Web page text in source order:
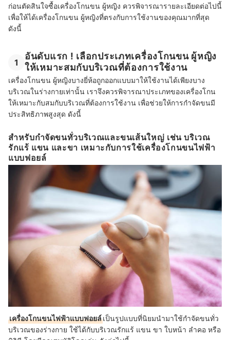
ก่อนตัดสินใจซื้อเครื่องโกนขน ผู้หญิง ควรพิจารณารายละเอียดต่อไปนี้
เพื่อให้ได้เครื่องโกนขน ผู้หญิงที่ตรงกับการใช้งานของคุณมากที่สุด
ดังนี้
1
อันดับแรก ! เลือกประเภทเครื่องโกนขน ผู้หญิง
ให้เหมาะสมกับบริเวณที่ต้องการใช้งาน
เครื่องโกนขน ผู้หญิงบางยี่ห้อถูกออกแบบมาให้ใช้งานได้เพียงบาง
บริเวณในร่างกายเท่านั้น เราจึงควรพิจารณาประเภทของเครื่องโกน
ให้เหมาะกับสมกับบริเวณที่ต้องการใช้งาน เพื่อช่วยให้การกำจัดขนมี
ประสิทธิภาพสูงสุด ดังนี้
สำหรับกำจัดขนทั่วบริเวณและขนเส้นใหญ่ เช่น บริเวณ
รักแร้ แขน และขา เหมาะกับการใช้เครื่องโกนขนไฟฟ้า
แบบฟอยล์
เครื่องโกนขนไฟฟ้าแบบฟอยล์เป็นรูปแบบที่นิยมนำมาใช้กำจัดขนทั่ว
บริเวณของร่างกาย ใช้ได้กับบริเวณรักแร้ แขน ขา ใบหน้า ลำคอ หรือ